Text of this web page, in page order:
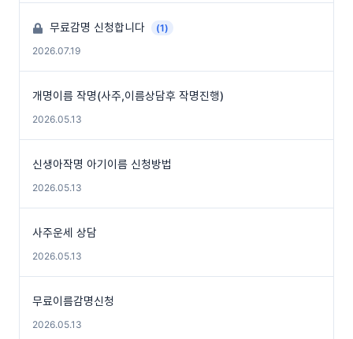
무료감명 신청합니다
(1)
2026.07.19
개명이름 작명(사주,이름상담후 작명진행)
2026.05.13
신생아작명 아기이름 신청방법
2026.05.13
사주운세 상담
2026.05.13
무료이름감명신청
2026.05.13